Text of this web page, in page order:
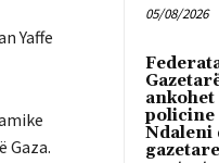
Yaffe
Gaza.
05/08/2026
ankohet
policine
Ndaleni